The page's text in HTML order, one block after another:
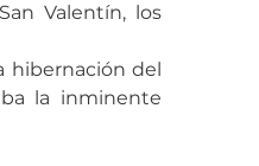
Valentín, los
hibernación del
la inminente